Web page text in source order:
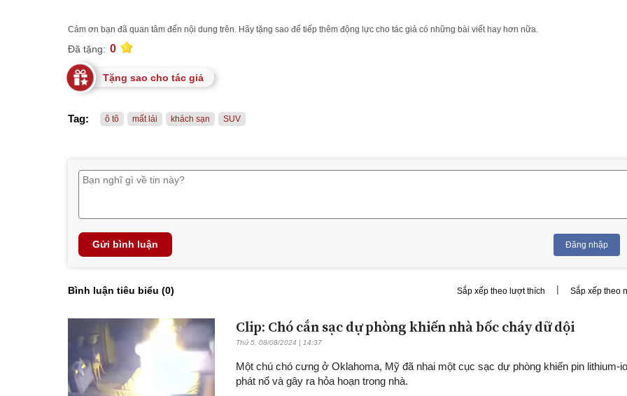
Cảm ơn bạn đã quan tâm đến nội dung trên. Hãy tặng sao để tiếp thêm động lực cho tác giả có những bài viết hay hơn nữa.
Đã tặng: 0
Tặng sao cho tác giả
Tag: ô tô mất lái khách sạn SUV
Gửi bình luận Đăng nhập
Bình luận tiêu biểu (0) Sắp xếp theo lượt thích | Sắp xếp theo
Clip: Chó cắn sạc dự phòng khiến nhà bốc cháy dữ dội
Thứ 5, 08/08/2024 | 14:37
Một chú chó cưng ở Oklahoma, Mỹ đã nhai một cục sạc dự phòng khiến pin lithium-
phát nổ và gây ra hỏa hoạn trong nhà.